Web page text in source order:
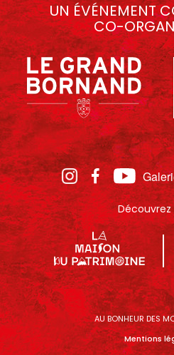
UN ÉVÉNEMENT
CO-
Découvrez
AU BONHEUR DES
Mentions